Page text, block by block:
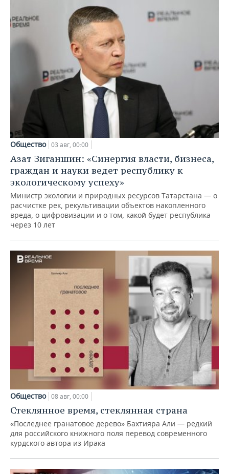
Общество 03 авг, 00:00
Азат Зиганшин: «Синергия власти, бизнеса,
граждан и науки ведет республику к
экологическому успеху»
Министр экологии и природных ресурсов Татарстана — о
расчистке рек, рекультивации объектов накопленного
вреда, о цифровизации и о том, какой будет республика
через 10 лет
Общество 08 авг, 00:00
Стеклянное время, стеклянная страна
«Последнее гранатовое дерево» Бахтияра Али — редкий
для российского книжного поля перевод современного
курдского автора из Ирака